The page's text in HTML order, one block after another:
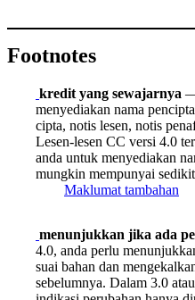
Footnotes
kredit yang sewajarnya —
menyediakan nama
cipta, notis lesen, notis
Lesen-lesen CC versi 4.0
anda untuk menyediakan
mungkin mempunyai
Maklumat tambahan
menunjukkan jika ada
4.0, anda perlu
suai bahan dan
sebelumnya. Dalam 3.0